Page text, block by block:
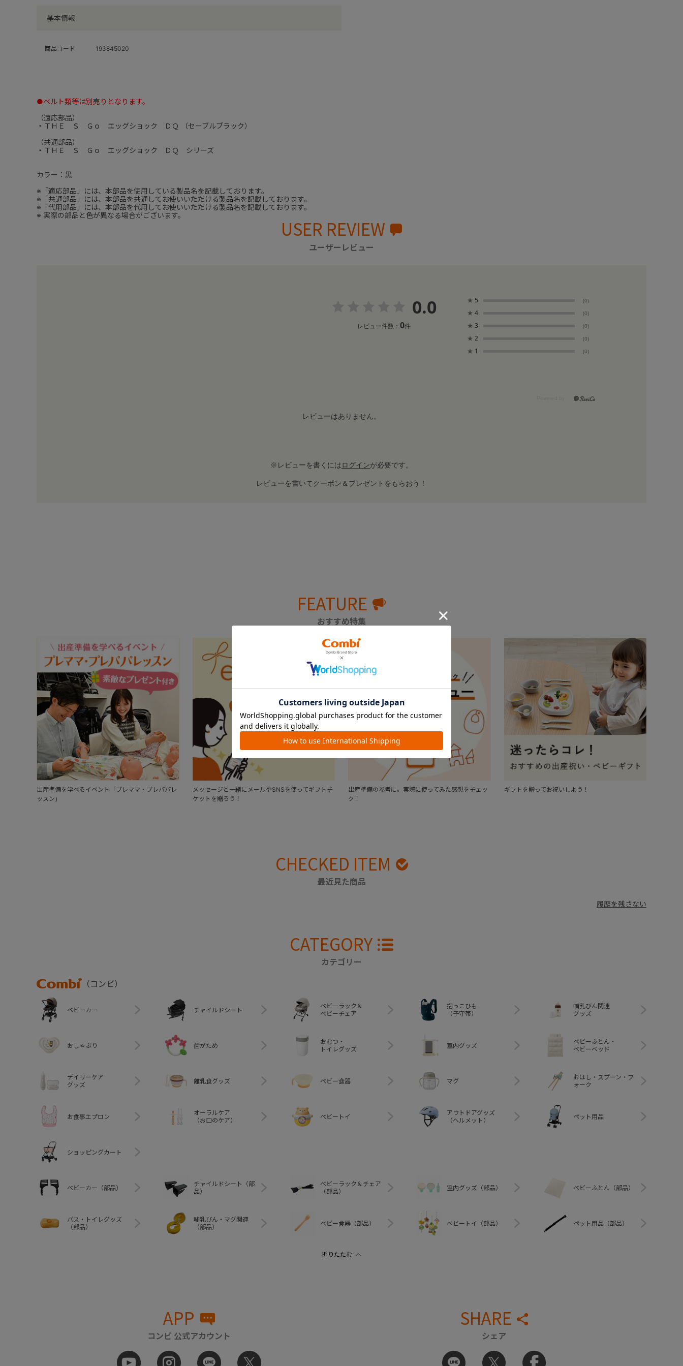
基本情報
商品コード 193845020
●ベルト類等は別売りとなります。
（適応部品）
・ＴＨＥ Ｓ Ｇｏ エッグショック ＤＱ （セーブルブラック）
（共通部品）
・ＴＨＥ Ｓ Ｇｏ エッグショック ＤＱ シリーズ
カラー：黒
※「適応部品」には、本部品を使用している製品名を記載しております。
※「共通部品」には、本部品を共通してお使いいただける製品名を記載しております。
※「代用部品」には、本部品を代用してお使いいただける製品名を記載しております。
※ 実際の部品と色が異なる場合がございます。
USER REVIEW
ユーザーレビュー
0.0
レビュー件数： 0件
★ 5 (0)
★ 4 (0)
★ 3 (0)
★ 2 (0)
★ 1 (0)
レビューはありません。
※レビューを書くにはログインが必要です。
レビューを書いてクーポン＆プレゼントをもらおう！
FEATURE
おすすめ特集
出産準備を学べるイベント「プレママ・プレパパレ
ッスン」
メッセージと一緒にメールやSNSを使ってギフトチ
ケットを贈ろう！
出産準備の参考に。実際に使ってみた感想をチェッ
ク！
ギフトを贈ってお祝いしよう！
CHECKED ITEM
最近見た商品
履歴を残さない
CATEGORY
カテゴリー
Combi
（コンビ）
ベビーカー チャイルドシート
ベビーラック＆
ベビーチェア
抱っこひも
（子守帯）
哺乳びん関連
グッズ
おしゃぶり 歯がため
おむつ・
トイレグッズ
室内グッズ
ベビーふとん・
ベビーベッド
デイリーケア
グッズ
離乳食グッズ ベビー食器 マグ
おはし・スプーン・フ
ォーク
お食事エプロン
オーラルケア
（お口のケア）
ベビートイ
アウトドアグッズ
（ヘルメット）
ペット用品
ショッピングカート
ベビーカー（部品）
チャイルドシート（部
品）
ベビーラック＆チェア
（部品）
室内グッズ（部品） ベビーふとん（部品）
バス・トイレグッズ
（部品）
哺乳びん・マグ関連
（部品）
ベビー食器（部品） ベビートイ（部品） ペット用品（部品）
APP
コンビ 公式アカウント
SHARE
シェア